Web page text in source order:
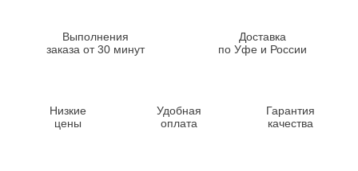
Выполнения
заказа от 30 минут
Доставка
по Уфе и России
Низкие
цены
Удобная
оплата
Гарантия
качества